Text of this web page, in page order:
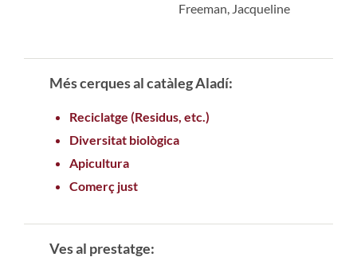
Freeman, Jacqueline
Més cerques al catàleg Aladí:
Reciclatge (Residus, etc.)
Diversitat biològica
Apicultura
Comerç just
Ves al prestatge: